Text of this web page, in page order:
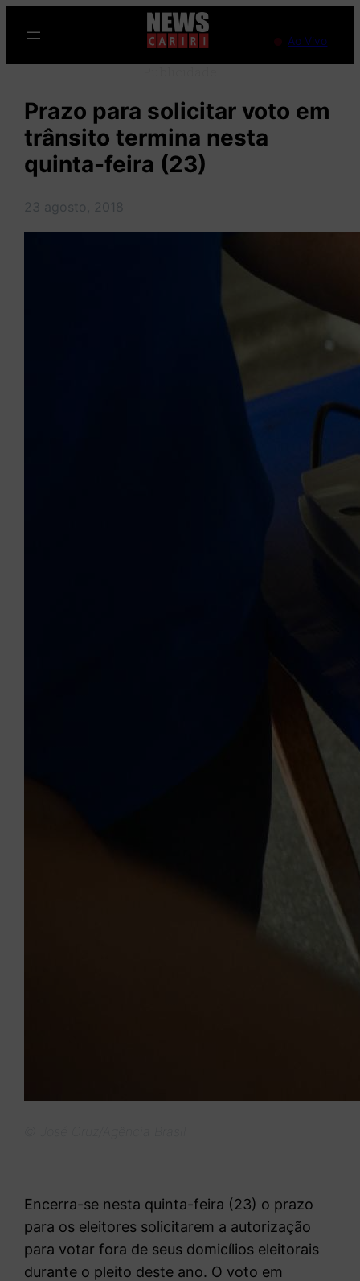
para
o
Ao Vivo
Prazo para solicitar voto em
trânsito termina nesta
quinta-feira (23)
23 agosto, 2018
Encerra-se nesta quinta-feira (23) o prazo
para os eleitores solicitarem a autorização
para votar fora de seus domicílios eleitorais
durante o pleito deste ano. O voto em